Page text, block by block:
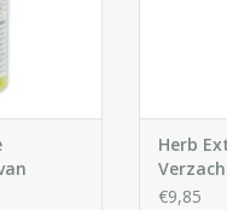
Herb
€9,85